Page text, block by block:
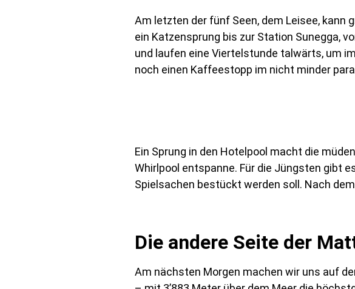
Am letzten der fünf Seen, dem Leisee, kann
ein Katzensprung bis zur Station Sunegga,
und laufen eine Viertelstunde talwärts, um
noch einen Kaffeestopp im nicht minder
Ein Sprung in den Hotelpool macht die
Whirlpool entspanne. Für die Jüngsten gibt
Spielsachen bestückt werden soll. Nach
Die andere Seite der
Am nächsten Morgen machen wir uns auf